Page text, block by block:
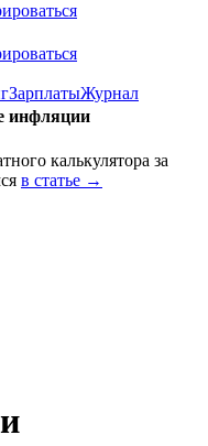
ЗарплатыЖурнал
инфляции
калькулятора за
в статье →